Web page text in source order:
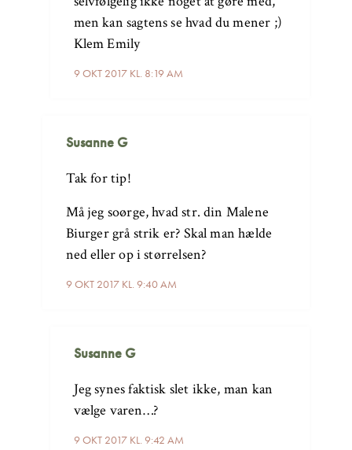
9 OKT 2017 KL. 8:19 AM
men kan sagtens se hvad du mener ;)
Klem Emily
Susanne G
9 OKT 2017 KL. 9:40 AM
Tak for tip!
Må jeg soørge, hvad str. din Malene
Biurger grå strik er? Skal man hælde
ned eller op i størrelsen?
Susanne G
9 OKT 2017 KL. 9:42 AM
Jeg synes faktisk slet ikke, man kan
vælge varen…?